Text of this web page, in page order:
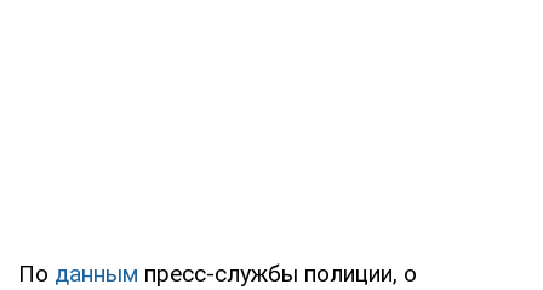
По данным пресс-службы полиции, о